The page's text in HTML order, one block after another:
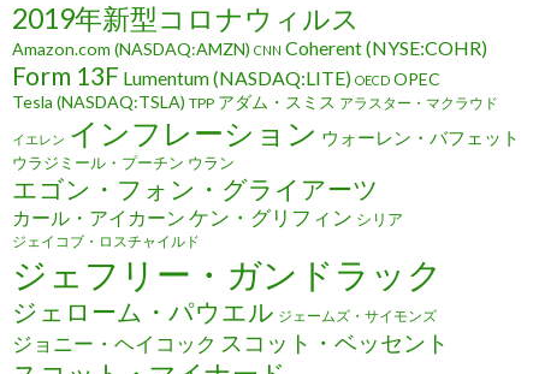
2019年新型コロナウィルス
Amazon.com (NASDAQ:AMZN) CNN Coherent (NYSE:COHR)
Form 13F Lumentum (NASDAQ:LITE) OECD OPEC
Tesla (NASDAQ:TSLA) TPP アダム・スミス アラスター・マクラウド
イエレン インフレーション ウォーレン・バフェット
ウラジミール・プーチン ウラン
エゴン・フォン・グライアーツ
カール・アイカーン ケン・グリフィン シリア
ジェイコブ・ロスチャイルド
ジェフリー・ガンドラック
ジェローム・パウエル ジェームズ・サイモンズ
ジョニー・ヘイコック スコット・ベッセント